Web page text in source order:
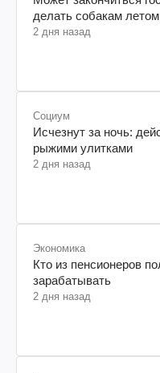
делать собакам летом
2 дня назад
Социум
Исчезнут за ночь:
рыжими улитками
2 дня назад
Экономика
Кто из пенсионеров
зарабатывать
2 дня назад